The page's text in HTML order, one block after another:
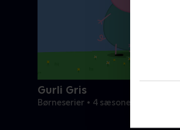
Gurli Gris
Børneserier • 4 sæsoner